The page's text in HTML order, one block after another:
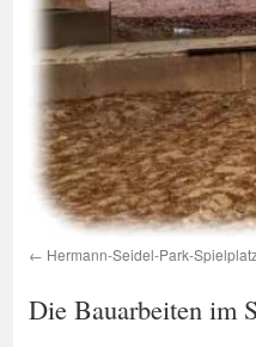
Hermann-Seidel-Park-
Die Bauarbeiten im